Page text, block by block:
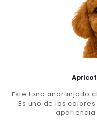
Este tono anaranjado
Es uno de los
apariencia